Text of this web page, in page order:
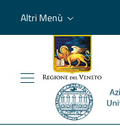
Altri Menù